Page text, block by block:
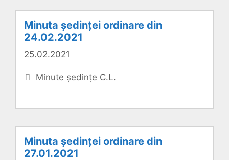
Minuta ședinței ordinare din
24.02.2021
25.02.2021
Categorii
Minute ședințe C.L.
Minuta ședinței ordinare din
27.01.2021